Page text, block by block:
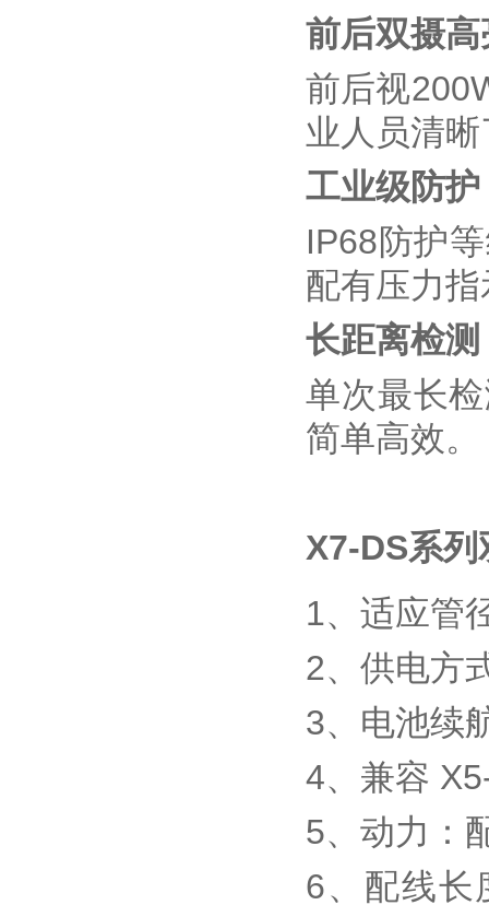
前后双摄
前后视
业人员清
工业级防护
IP68防护
配有压力
长距离检测
单次最长
简单高效。
X7-DS系
1、适应管
2、供电方
3、电池续
4、兼容
5、动力：
6、配线长